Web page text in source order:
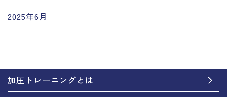
2025年6月
加圧トレーニングとは